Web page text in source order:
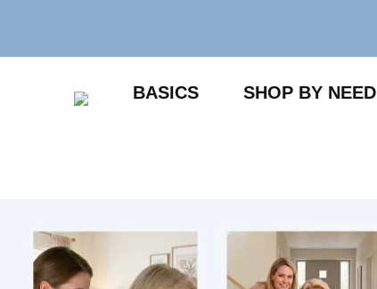
springen
BASICS SHOP BY NEED